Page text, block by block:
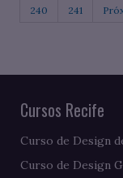
240 241
Cursos Recife
Curso de Design
Curso de Design